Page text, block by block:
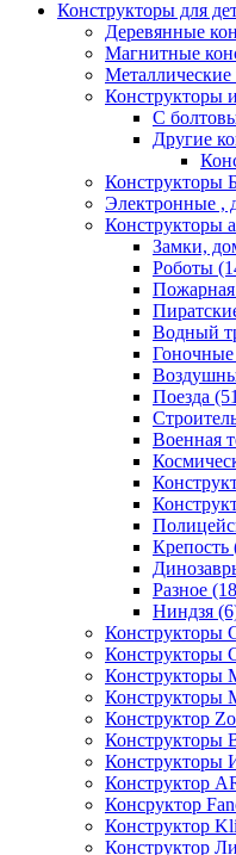
Конструкторы для
Деревянные
Магнитные
Металлические
Конструкторы
С
Другие
Конструкторы
Электронные ,
Конструкторы
Замки,
Роботы
Пожарная
Водный
Поезда
Военная
Крепость
Разное
Ниндзя
Конструкторы
Конструкторы
Конструкторы
Конструктор
Конструкторы
Конструкторы
Конструктор
Консруктор
Конструктор
Конструктор